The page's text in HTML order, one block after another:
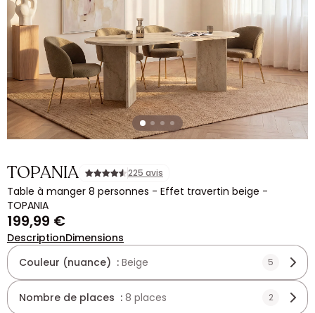
TOPANIA 225 avis
Table à manger 8 personnes - Effet travertin beige -
TOPANIA
199,99 €
DescriptionDimensions
Couleur (nuance) : Beige 5
Nombre de places : 8 places 2